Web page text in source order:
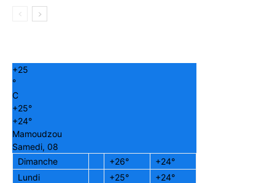
+25
°
C
+25°
+24°
Mamoudzou
Samedi, 08
Dimanche
+26° +24°
Lundi
+25° +24°